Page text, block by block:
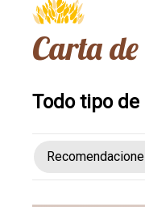
Carta
Todo tipo